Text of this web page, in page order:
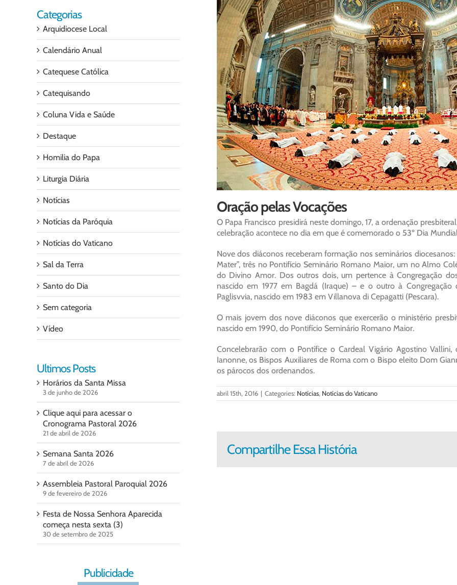
Oração pelas Vocações
O Papa Francisco presidirá neste domingo, 17, a ordenação
celebração acontece no dia em que é comemorado o 53º Dia
Nove dos diáconos receberam formação nos seminários
Mater”, três no Pontifício Seminário Romano Maior, um no Almo
do Divino Amor. Dos outros dois, um pertence à Congregação
nascido em 1977 em Bagdá (Iraque) – e o outro à
Paglisvvia, nascido em 1983 em Villanova di Cepagatti (Pescara).
O mais jovem dos nove diáconos que exercerão o ministério
nascido em 1990, do Pontifício Seminário Romano Maior.
Concelebrarão com o Pontífice o Cardeal Vigário Agostino
Ianonne, os Bispos Auxiliares de Roma com o Bispo eleito Dom
os párocos dos ordenandos.
abril 15th, 2016 | Categories: Notícias, Notícias do Vaticano
Compartilhe Essa História
Categorias
Arquidiocese Local
Calendário Anual
Catequese Católica
Catequisando
Coluna Vida e Saúde
Destaque
Homilia do Papa
Liturgia Diária
Notícias
Notícias da Paróquia
Notícias do Vaticano
Sal da Terra
Santo do Dia
Sem categoria
Vídeo
Ultimos Posts
Horários da Santa Missa
3 de junho de 2026
Clique aqui para acessar o
Cronograma Pastoral 2026
21 de abril de 2026
Semana Santa 2026
7 de abril de 2026
Assembleia Pastoral Paroquial 2026
9 de fevereiro de 2026
Festa de Nossa Senhora Aparecida
começa nesta sexta (3)
30 de setembro de 2025
Publicidade